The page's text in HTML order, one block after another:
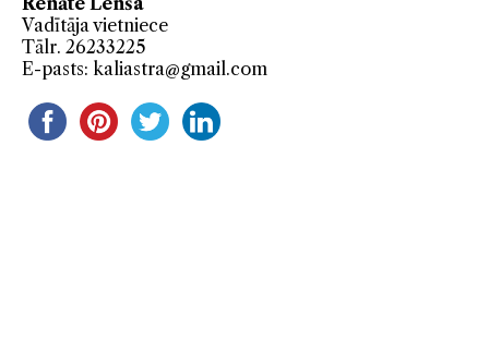
Vadītāja vietniece
Tālr. 26233225
E-pasts: kaliastra@gmail.com